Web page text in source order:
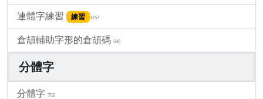
連體字練習 練習 1757
倉頡輔助字形的倉頡碼 506
分體字
分體字 703